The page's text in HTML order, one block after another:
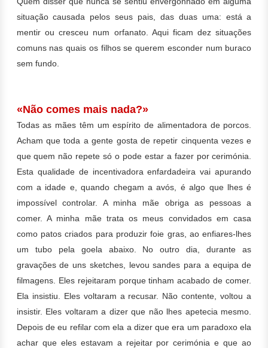
situação causada pelos seus pais, das duas uma: está a
mentir ou cresceu num orfanato. Aqui ficam dez situações
comuns nas quais os filhos se querem esconder num buraco
sem fundo.
«Não comes mais nada?»
Todas as mães têm um espírito de alimentadora de porcos.
Acham que toda a gente gosta de repetir cinquenta vezes e
que quem não repete só o pode estar a fazer por cerimónia.
Esta qualidade de incentivadora enfardadeira vai apurando
com a idade e, quando chegam a avós, é algo que lhes é
impossível controlar. A minha mãe obriga as pessoas a
comer. A minha mãe trata os meus convidados em casa
como patos criados para produzir foie gras, ao enfiares-lhes
um tubo pela goela abaixo. No outro dia, durante as
gravações de uns sketches, levou sandes para a equipa de
filmagens. Eles rejeitaram porque tinham acabado de comer.
Ela insistiu. Eles voltaram a recusar. Não contente, voltou a
insistir. Eles voltaram a dizer que não lhes apetecia mesmo.
Depois de eu refilar com ela a dizer que era um paradoxo ela
achar que eles estavam a rejeitar por cerimónia e que ao